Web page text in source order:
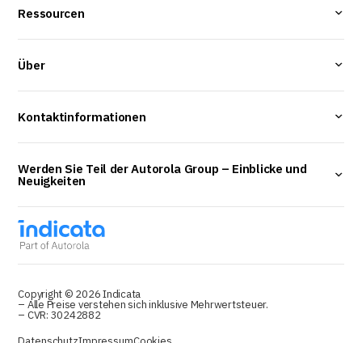
Ressourcen
Über
Kontaktinformationen
Werden Sie Teil der Autorola Group – Einblicke und
Neuigkeiten
Copyright © 2026 Indicata
– Alle Preise verstehen sich inklusive Mehrwertsteuer.
– CVR: 30242882